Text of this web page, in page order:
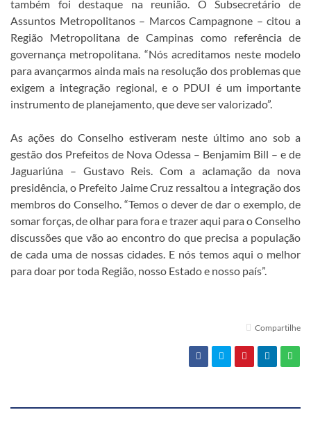
também foi destaque na reunião. O Subsecretário de
Assuntos Metropolitanos – Marcos Campagnone – citou a
Região Metropolitana de Campinas como referência de
governança metropolitana. “Nós acreditamos neste modelo
para avançarmos ainda mais na resolução dos problemas que
exigem a integração regional, e o PDUI é um importante
instrumento de planejamento, que deve ser valorizado”.
As ações do Conselho estiveram neste último ano sob a
gestão dos Prefeitos de Nova Odessa – Benjamim Bill – e de
Jaguariúna – Gustavo Reis. Com a aclamação da nova
presidência, o Prefeito Jaime Cruz ressaltou a integração dos
membros do Conselho. “Temos o dever de dar o exemplo, de
somar forças, de olhar para fora e trazer aqui para o Conselho
discussões que vão ao encontro do que precisa a população
de cada uma de nossas cidades. E nós temos aqui o melhor
para doar por toda Região, nosso Estado e nosso país”.
Compartilhe